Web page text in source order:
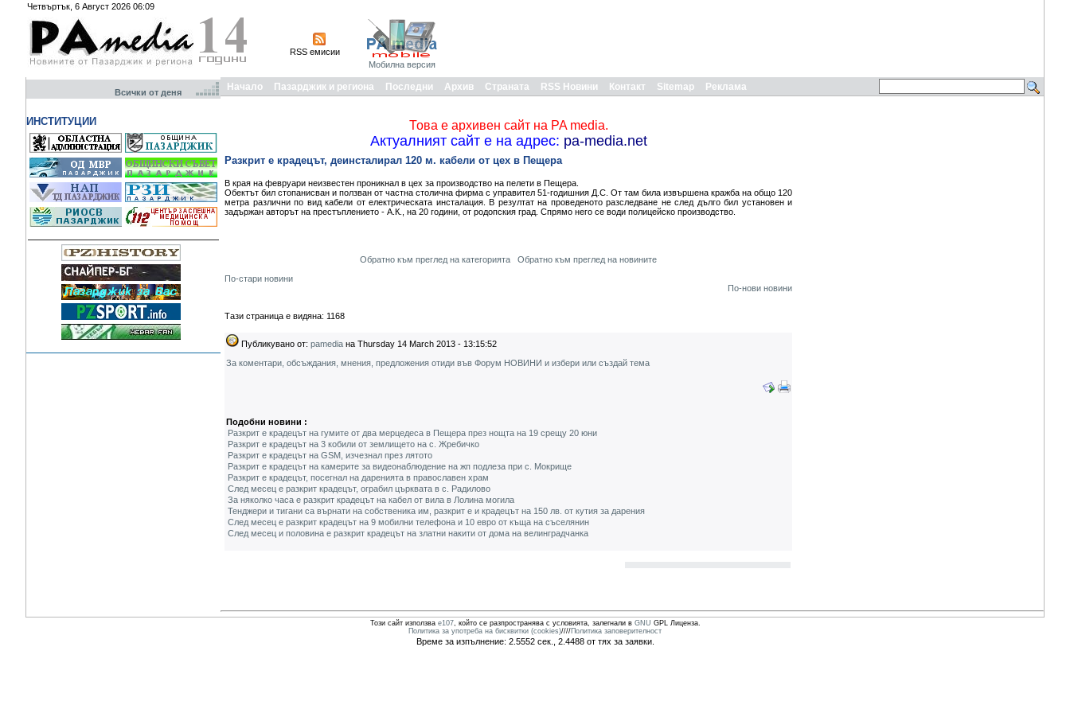
Четвъртък, 6 Август 2026 06:09
RSS емисии
Мобилна версия
Всички от деня
ИНСТИТУЦИИ
Начало Пазарджик и региона Последни Архив Страната RSS Новини Контакт Sitemap Реклама
Това е архивен сайт на PA media.
Актуалният сайт е на адрес: pa-media.net
Разкрит е крадецът, деинсталирал 120 м. кабели от цех в Пещера
В края на февруари неизвестен проникнал в цех за производство на пелети в Пещера.
Обектът бил стопанисван и ползван от частна столична фирма с управител 51-годишния Д.С. От там била извършена кражба на общо 120
метра различни по вид кабели от електрическата инсталация. В резултат на проведеното разследване не след дълго бил установен и
задържан авторът на престъплението - А.К., на 20 години, от родопския град. Спрямо него се води полицейско производство.
Обратно към преглед на категорията
Обратно към преглед на новините
По-стари новини
По-нови новини
Тази страница е видяна: 1168
Публикувано от: pamedia на Thursday 14 March 2013 - 13:15:52
За коментари, обсъждания, мнения, предложения отиди във Форум НОВИНИ и избери или създай тема
Подобни новини :
Разкрит е крадецът на гумите от два мерцедеса в Пещера през нощта на 19 срещу 20 юни
Разкрит е крадецът на 3 кобили от землището на с. Жребичко
Разкрит е крадецът на GSM, изчезнал през лятото
Разкрит е крадецът на камерите за видеонаблюдение на жп подлеза при с. Мокрище
Разкрит е крадецът, посегнал на даренията в православен храм
След месец е разкрит крадецът, ограбил църквата в с. Радилово
За няколко часа е разкрит крадецът на кабел от вила в Лолина могила
Тенджери и тигани са върнати на собственика им, разкрит е и крадецът на 150 лв. от кутия за дарения
След месец е разкрит крадецът на 9 мобилни телефона и 10 евро от къща на съселянин
След месец и половина е разкрит крадецът на златни накити от дома на велинградчанка
Този сайт използва e107, който се разпространява с условията, залегнали в GNU GPL Лиценза.
Политика за употреба на бисквитки (cookies)////Политика заповерителност
Време за изпълнение: 2.5552 сек., 2.4488 от тях за заявки.